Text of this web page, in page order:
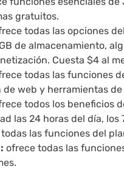
gratuitos.
todas las opciones
de almacenamiento,
Cuesta $4 al
todas las funciones
de web y herramientas
todos los beneficios
las 24 horas del día,
las funciones del
ofrece todas las